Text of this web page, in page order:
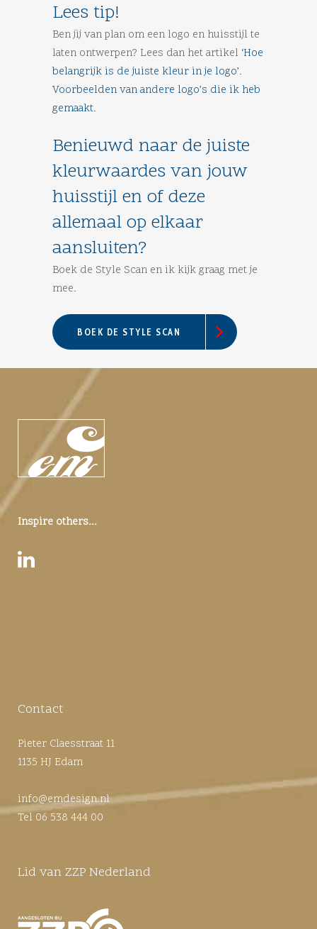
Lees tip!
Ben jij van plan om een logo en huisstijl te
laten ontwerpen? Lees dan het artikel ‘Hoe
belangrijk is de juiste kleur in je logo’.
Voorbeelden van andere logo’s die ik heb
gemaakt.
Benieuwd naar de juiste
kleurwaardes van jouw
huisstijl en of deze
allemaal op elkaar
aansluiten?
Boek de Style Scan en ik kijk graag met je
mee.
BOEK DE STYLE SCAN
Inspire others...
Contact
Pieter Claesstraat 11
1135 HJ Edam
info@emdesign.nl
Tel 06 538 444 00
Lid van ZZP Nederland